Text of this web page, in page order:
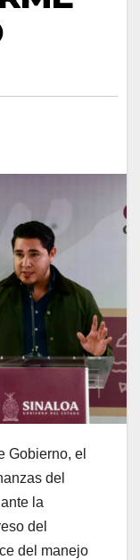
Gobierno, el
del
la
del
del manejo